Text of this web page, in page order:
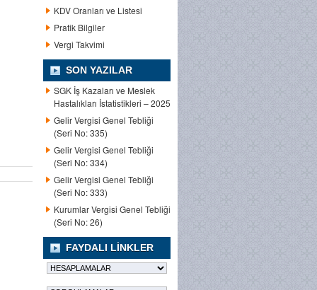
KDV Oranları ve Listesi
Pratik Bilgiler
Vergi Takvimi
SON YAZILAR
SGK İş Kazaları ve Meslek
Hastalıkları İstatistikleri – 2025
Gelir Vergisi Genel Tebliği
(Seri No: 335)
Gelir Vergisi Genel Tebliği
(Seri No: 334)
Gelir Vergisi Genel Tebliği
(Seri No: 333)
Kurumlar Vergisi Genel Tebliği
(Seri No: 26)
FAYDALI LINKLER